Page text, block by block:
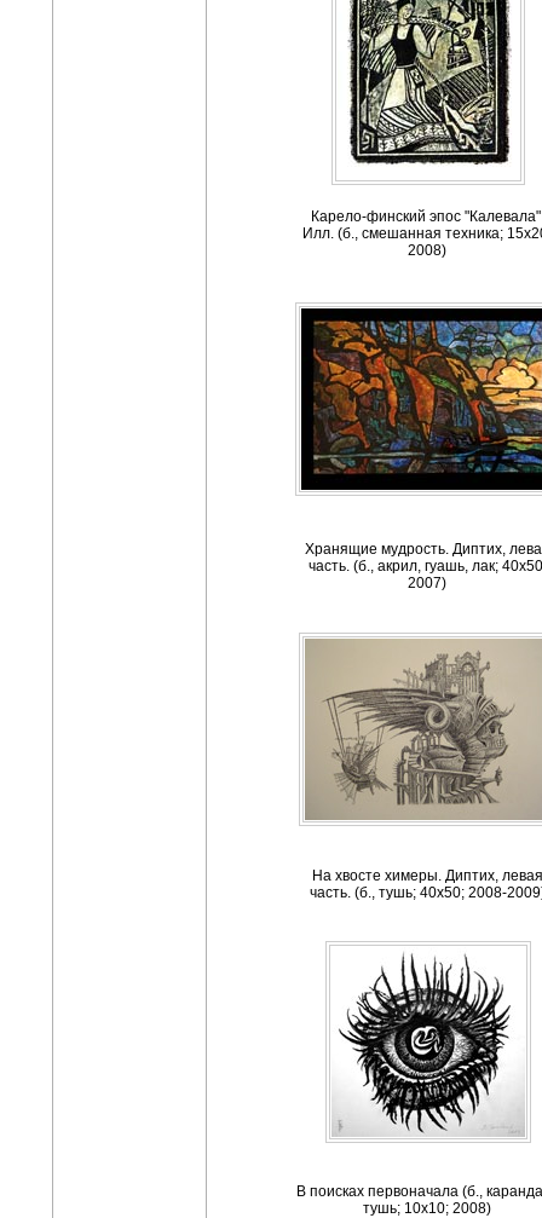
Карело-финский эпос
Илл. (б., смешанная техника;
2008)
Хранящие мудрость. Диптих,
часть. (б., акрил, гуашь, лак;
2007)
На хвосте химеры. Диптих, левая
часть. (б., тушь; 40х50; 2008-
В поисках первоначала (б.,
тушь; 10х10; 2008)